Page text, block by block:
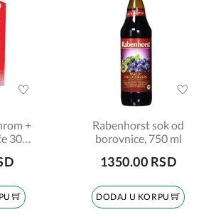
+
30
Rabenhorst sok od
borovnice, 750 ml
1350.00 RSD
DODAJ U KORPU